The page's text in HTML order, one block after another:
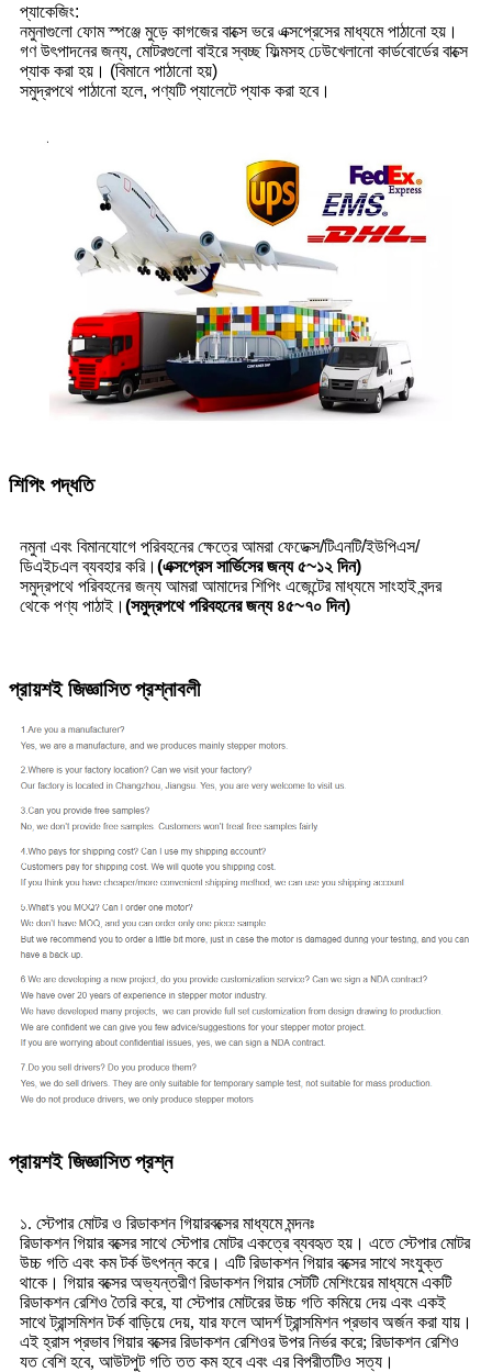
প্যাকেজিং:
নমুনাগুলো ফোম স্পঞ্জে মুড়ে কাগজের বাক্সে ভরে এক্সপ্রেসের মাধ্যমে পাঠানো হয়।
গণ উৎপাদনের জন্য, মোটরগুলো বাইরে স্বচ্ছ ফিল্মসহ ঢেউখেলানো কার্ডবোর্ডের বাক্সে
প্যাক করা হয়। (বিমানে পাঠানো হয়)
সমুদ্রপথে পাঠানো হলে, পণ্যটি প্যালেটে প্যাক করা হবে।
শিপিং পদ্ধতি
নমুনা এবং বিমানযোগে পরিবহনের ক্ষেত্রে আমরা ফেডেক্স/টিএনটি/ইউপিএস/
ডিএইচএল ব্যবহার করি। (এক্সপ্রেস সার্ভিসের জন্য ৫~১২ দিন)
সমুদ্রপথে পরিবহনের জন্য আমরা আমাদের শিপিং এজেন্টের মাধ্যমে সাংহাই বন্দর
থেকে পণ্য পাঠাই। (সমুদ্রপথে পরিবহনের জন্য ৪৫~৭০ দিন)
প্রায়শই জিজ্ঞাসিত প্রশ্নাবলী
প্রায়শই জিজ্ঞাসিত প্রশ্ন
১. স্টেপার মোটর ও রিডাকশন গিয়ারবক্সের মাধ্যমে মন্দনঃ
রিডাকশন গিয়ার বক্সের সাথে স্টেপার মোটর একত্রে ব্যবহৃত হয়। এতে স্টেপার মোটর
উচ্চ গতি এবং কম টর্ক উৎপন্ন করে। এটি রিডাকশন গিয়ার বক্সের সাথে সংযুক্ত
থাকে। গিয়ার বক্সের অভ্যন্তরীণ রিডাকশন গিয়ার সেটটি মেশিংয়ের মাধ্যমে একটি
রিডাকশন রেশিও তৈরি করে, যা স্টেপার মোটরের উচ্চ গতি কমিয়ে দেয় এবং একই
সাথে ট্রান্সমিশন টর্ক বাড়িয়ে দেয়, যার ফলে আদর্শ ট্রান্সমিশন প্রভাব অর্জন করা যায়।
এই হ্রাস প্রভাব গিয়ার বক্সের রিডাকশন রেশিওর উপর নির্ভর করে; রিডাকশন রেশিও
যত বেশি হবে, আউটপুট গতি তত কম হবে এবং এর বিপরীতটিও সত্য।